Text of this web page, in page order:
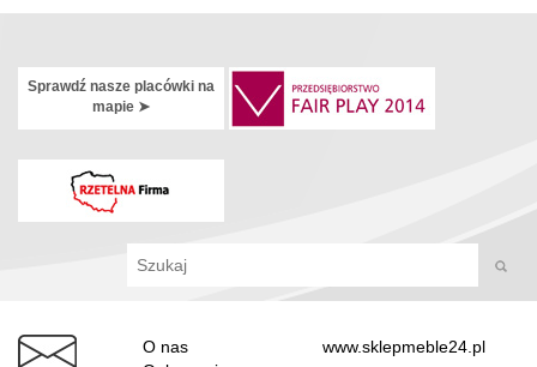
Sprawdź nasze placówki na
mapie ➤
O nas
www.sklepmeble24.pl